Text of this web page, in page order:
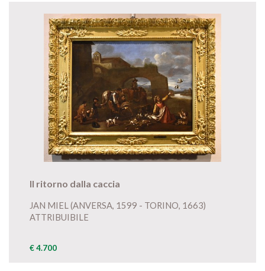
Il ritorno dalla caccia
JAN MIEL (ANVERSA, 1599 - TORINO, 1663)
ATTRIBUIBILE
€ 4.700